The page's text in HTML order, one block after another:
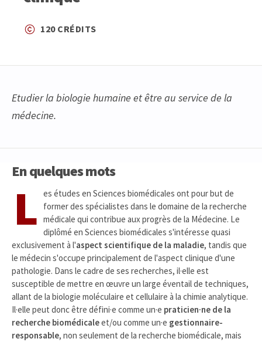
120 CRÉDITS
Etudier la biologie humaine et être au service de la
médecine.
En quelques mots
L es études en Sciences biomédicales ont pour but de
former des spécialistes dans le domaine de la recherche
médicale qui contribue aux progrès de la Médecine. Le
diplômé en Sciences biomédicales s'intéresse quasi
exclusivement à l'aspect scientifique de la maladie, tandis que
le médecin s'occupe principalement de l'aspect clinique d'une
pathologie. Dans le cadre de ses recherches, il·elle est
susceptible de mettre en œuvre un large éventail de techniques,
allant de la biologie moléculaire et cellulaire à la chimie analytique.
Il·elle peut donc être défini·e comme un·e praticien·ne de la
recherche biomédicaleet/ou comme un·e gestionnaire-
responsable, non seulement de la recherche biomédicale, mais